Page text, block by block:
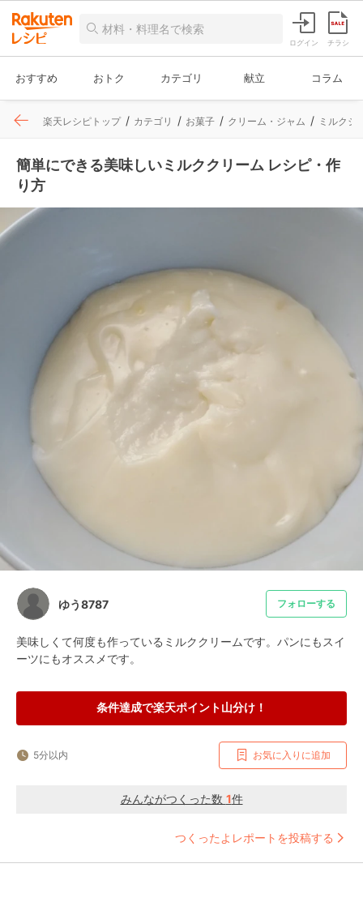
ログイン チラシ
おすすめ おトク カテゴリ 献立 コラム
楽天レシピトップ カテゴリ お菓子 クリーム・ジャム ミルクジ
簡単にできる美味しいミルククリーム レシピ・作
り方
ゆう8787 フォローする
美味しくて何度も作っているミルククリームです。パンにもスイ
ーツにもオススメです。
条件達成で楽天ポイント山分け！
5分以内 お気に入りに追加
みんながつくった数 1件
つくったよレポートを投稿する